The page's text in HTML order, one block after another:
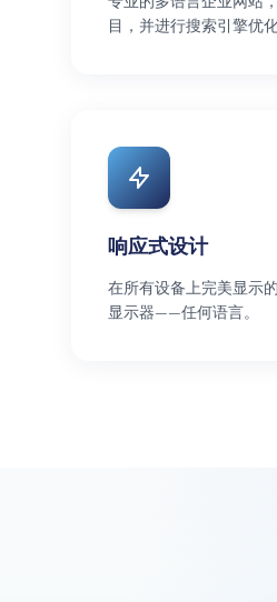
目，并进行搜索引擎优化
响应式设计
在所有设备上完美显示
显示器——任何语言。